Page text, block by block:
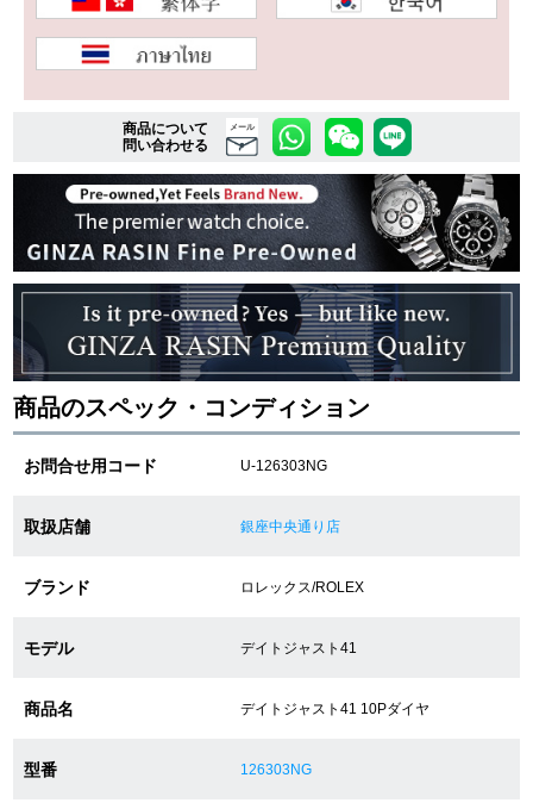
詳細検索はこちら
ご利用ガイド
GINZA RASINのプレミアムクオリティについて
送料・お支払方法
ショッピングローンの流れ
よくある質問
お問い合わせ
ショップサービス
保証・アフターサービス
ラッピングサービス
腕時計サイズ調整サービス
商品について
問い合わせる
メール
商品のスペック・コンディション
お問合せ用コード U-126303NG
取扱店舗 銀座中央通り店
ブランド ロレックス/ROLEX
モデル デイトジャスト41
商品名 デイトジャスト41 10Pダイヤ
型番 126303NG